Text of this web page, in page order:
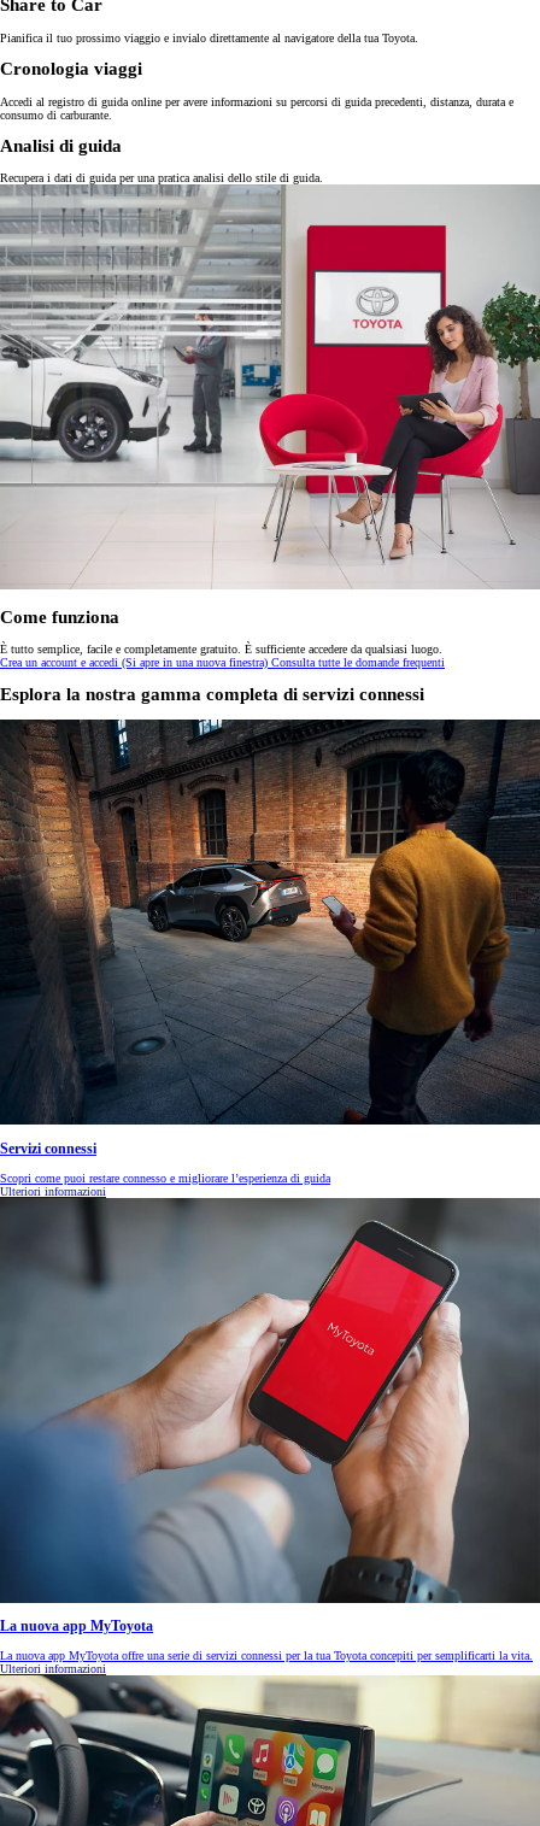
Share to Car
Pianifica il tuo prossimo viaggio e invialo direttamente al navigatore della tua Toyota.
Cronologia viaggi
Accedi al registro di guida online per avere informazioni su percorsi di guida precedenti, distanza, durata e
consumo di carburante.
Analisi di guida
Recupera i dati di guida per una pratica analisi dello stile di guida.
Come funziona
È tutto semplice, facile e completamente gratuito. È sufficiente accedere da qualsiasi luogo.
Crea un account e accedi (Si apre in una nuova finestra) Consulta tutte le domande frequenti
Esplora la nostra gamma completa di servizi connessi
Servizi connessi
Scopri come puoi restare connesso e migliorare l’esperienza di guida
Ulteriori informazioni
La nuova app MyToyota
La nuova app MyToyota offre una serie di servizi connessi per la tua Toyota concepiti per semplificarti la vita.
Ulteriori informazioni